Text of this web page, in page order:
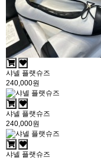
샤넬 플랫슈즈
240,000원
샤넬 플랫슈즈
240,000원
샤넬 플랫슈즈